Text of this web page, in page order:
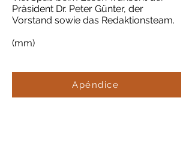
Präsident Dr. Peter Günter, der
Vorstand sowie das Redaktionsteam.
(mm)
Apéndice